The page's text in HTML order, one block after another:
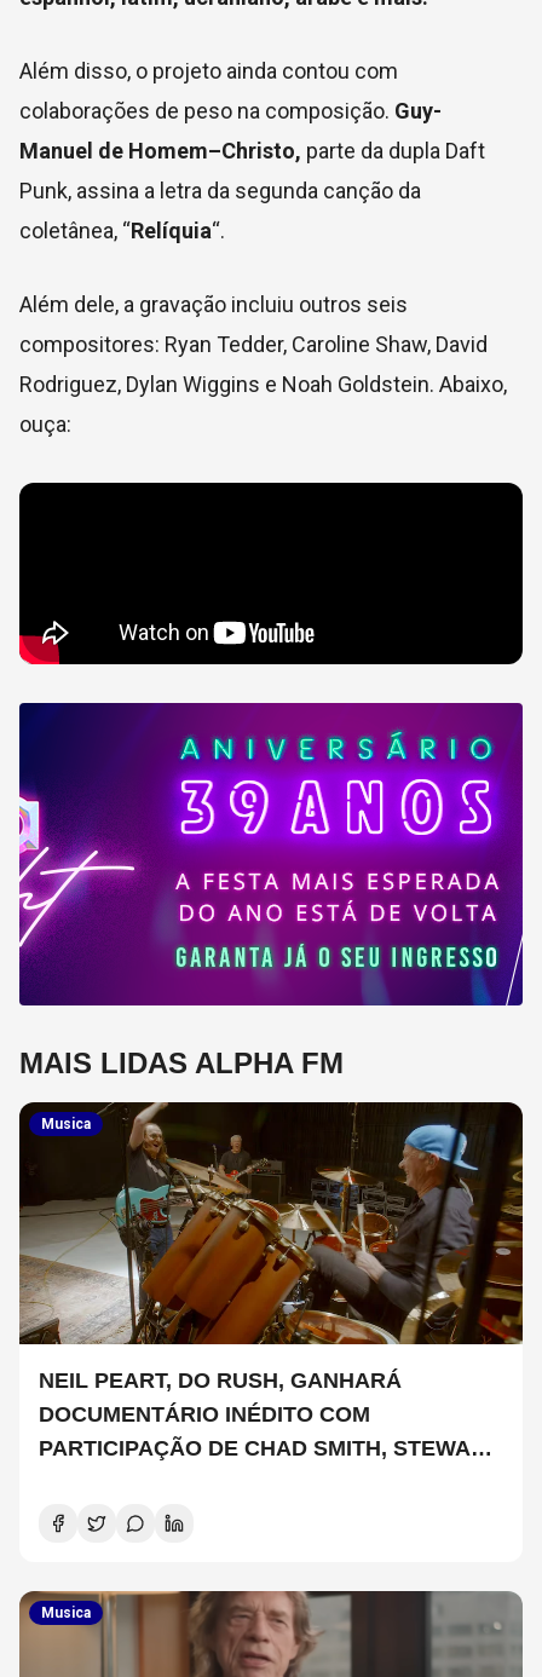
Além disso, o projeto ainda contou com
colaborações de peso na composição. Guy-
Manuel de Homem–Christo, parte da dupla Daft
Punk, assina a letra da segunda canção da
coletânea, “Relíquia“.
Além dele, a gravação incluiu outros seis
compositores: Ryan Tedder, Caroline Shaw, David
Rodriguez, Dylan Wiggins e Noah Goldstein. Abaixo,
ouça:
MAIS LIDAS ALPHA FM
Musica
NEIL PEART, DO RUSH, GANHARÁ
DOCUMENTÁRIO INÉDITO COM
PARTICIPAÇÃO DE CHAD SMITH, STEWART
Musica